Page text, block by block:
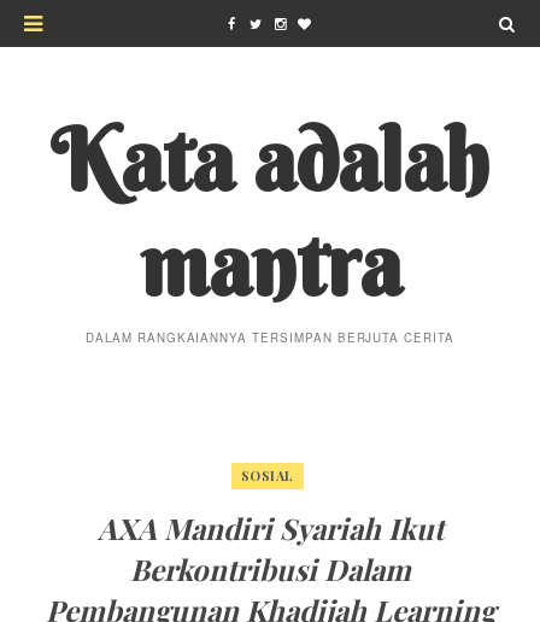
Kata adalah
mantra
DALAM RANGKAIANNYA TERSIMPAN BERJUTA CERITA
SOSIAL
AXA Mandiri Syariah Ikut
Berkontribusi Dalam
Pembangunan Khadijah Learning